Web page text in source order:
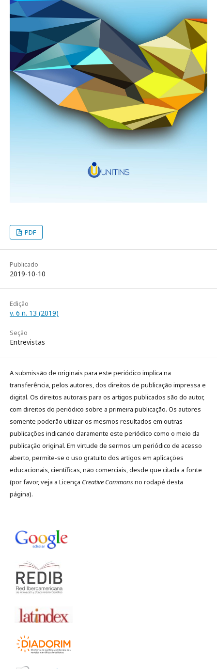
PDF
Publicado
2019-10-10
Edição
v. 6 n. 13 (2019)
Seção
Entrevistas
A submissão de originais para este periódico implica na
transferência, pelos autores, dos direitos de publicação impressa e
digital. Os direitos autorais para os artigos publicados são do autor,
com direitos do periódico sobre a primeira publicação. Os autores
somente poderão utilizar os mesmos resultados em outras
publicações indicando claramente este periódico como o meio da
publicação original. Em virtude de sermos um periódico de acesso
aberto, permite-se o uso gratuito dos artigos em aplicações
educacionais, científicas, não comerciais, desde que citada a fonte
(por favor, veja a Licença Creative Commonsno rodapé desta
página).